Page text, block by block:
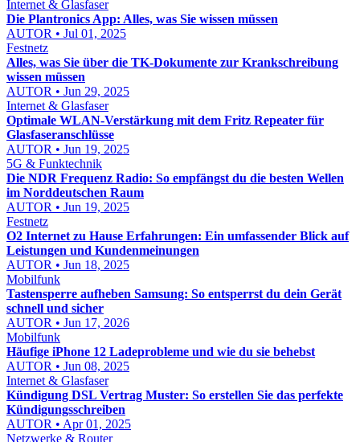
Internet & Glasfaser
Die Plantronics App: Alles, was Sie wissen müssen
AUTOR • Jul 01, 2025
Festnetz
Alles, was Sie über die TK-Dokumente zur Krankschreibung
wissen müssen
AUTOR • Jun 29, 2025
Internet & Glasfaser
Optimale WLAN-Verstärkung mit dem Fritz Repeater für
Glasfaseranschlüsse
AUTOR • Jun 19, 2025
5G & Funktechnik
Die NDR Frequenz Radio: So empfängst du die besten Wellen
im Norddeutschen Raum
AUTOR • Jun 19, 2025
Festnetz
O2 Internet zu Hause Erfahrungen: Ein umfassender Blick auf
Leistungen und Kundenmeinungen
AUTOR • Jun 18, 2025
Mobilfunk
Tastensperre aufheben Samsung: So entsperrst du dein Gerät
schnell und sicher
AUTOR • Jun 17, 2026
Mobilfunk
Häufige iPhone 12 Ladeprobleme und wie du sie behebst
AUTOR • Jun 08, 2025
Internet & Glasfaser
Kündigung DSL Vertrag Muster: So erstellen Sie das perfekte
Kündigungsschreiben
AUTOR • Apr 01, 2025
Netzwerke & Router